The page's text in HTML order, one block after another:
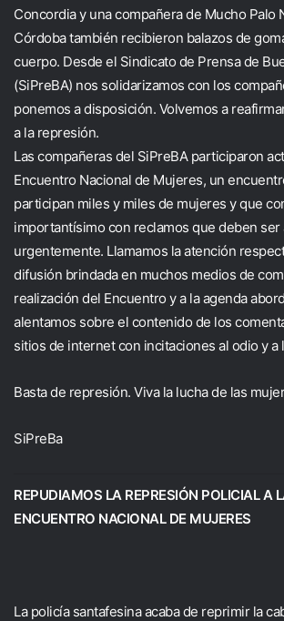
Concordia y una compañera de Mucho Palo
Córdoba también recibieron balazos de
cuerpo. Desde el Sindicato de Prensa de
(SiPreBA) nos solidarizamos con los
ponemos a disposición. Volvemos a
a la represión.
Las compañeras del SiPreBA participaron
Encuentro Nacional de Mujeres, un
participan miles y miles de mujeres y que
importantísimo con reclamos que deben ser
urgentemente. Llamamos la atención
difusión brindada en muchos medios de
realización del Encuentro y a la agenda
alentamos sobre el contenido de los
sitios de internet con incitaciones al odio y a
Basta de represión. Viva la lucha de las
SiPreBa
REPUDIAMOS LA REPRESIÓN POLICIAL A
ENCUENTRO NACIONAL DE MUJERES
La policía santafesina acaba de reprimir la